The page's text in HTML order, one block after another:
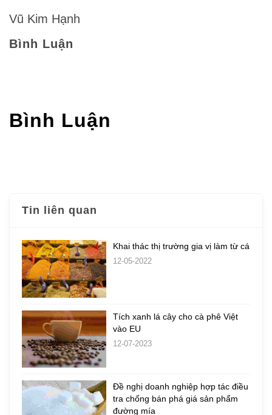
Vũ Kim Hạnh
Bình Luận
Bình Luận
Tin liên quan
Khai thác thị trường gia vị làm từ cá
12-05-2022
Tích xanh lá cây cho cà phê Việt
vào EU
12-07-2023
Đề nghị doanh nghiệp hợp tác điều
tra chống bán phá giá sản phẩm
đường mía